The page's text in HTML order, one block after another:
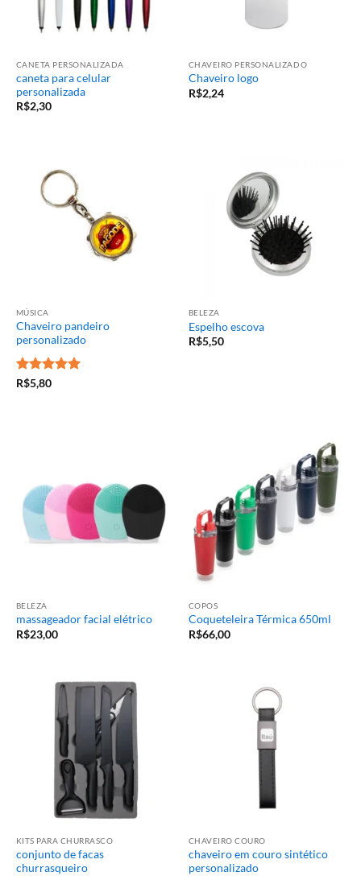
CANETA PERSONALIZADA
caneta para celular
personalizada
R$2,30
CHAVEIRO PERSONALIZADO
Chaveiro logo
R$2,24
MÚSICA
Chaveiro pandeiro
personalizado
Avaliação
R$5,80
BELEZA
Espelho escova
R$5,50
BELEZA
massageador facial elétrico
R$23,00
COPOS
Coqueteleira Térmica 650ml
R$66,00
KITS PARA CHURRASCO
conjunto de facas
churrasqueiro
CHAVEIRO COURO
chaveiro em couro sintético
personalizado